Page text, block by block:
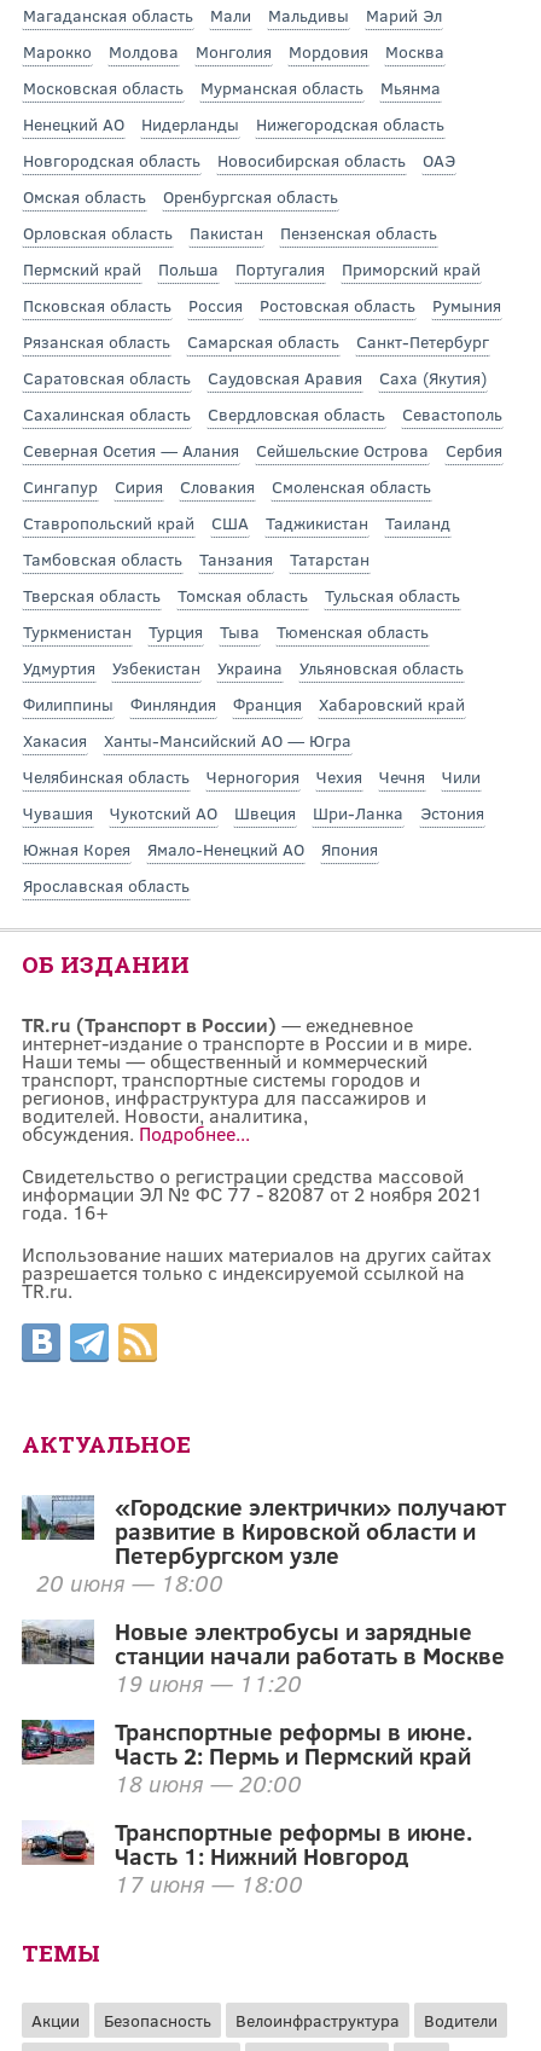
Магаданская область
Мали Мальдивы
Марий Эл
Марокко
Молдова Монголия Мордовия
Москва
Московская область
Мурманская область
Мьянма
Ненецкий АО
Нидерланды
Нижегородская область
Новгородская область
Новосибирская область
ОАЭ
Омская область
Оренбургская область
Орловская область
Пакистан
Пензенская область
Пермский край
Польша Португалия
Приморский край
Псковская область
Россия Ростовская область
Румыния
Рязанская область
Самарская область
Санкт-Петербург
Саратовская область
Саудовская Аравия
Саха (Якутия)
Сахалинская область
Свердловская область
Севастополь
Северная Осетия — Алания
Сейшельские Острова
Сербия
Сингапур
Сирия Словакия
Смоленская область
Ставропольский край
США Таджикистан
Таиланд
Тамбовская область
Танзания
Татарстан
Тверская область
Томская область
Тульская область
Туркменистан
Турция Тыва
Тюменская область
Удмуртия
Узбекистан Украина
Ульяновская область
Филиппины
Финляндия Франция
Хабаровский край
Хакасия
Ханты-Мансийский АО — Югра
Челябинская область
Черногория Чехия Чечня
Чили
Чувашия
Чукотский АО Швеция Шри-Ланка
Эстония
Южная Корея
Ямало-Ненецкий АО
Япония
Ярославская область
ОБ ИЗДАНИИ
TR.ru (Транспорт в России) — ежедневное
интернет-издание о транспорте в России и в мире.
Наши темы — общественный и коммерческий
транспорт, транспортные системы городов и
регионов, инфраструктура для пассажиров и
водителей. Новости, аналитика,
обсуждения. Подробнее...
Свидетельство о регистрации средства массовой
информации ЭЛ № ФС 77 - 82087 от 2 ноября 2021
года. 16+
Использование наших материалов на других сайтах
разрешается только с индексируемой ссылкой на
TR.ru.
АКТУАЛЬНОЕ
«Городские электрички» получают
развитие в Кировской области и
Петербургском узле
20 июня — 18:00
Новые электробусы и зарядные
станции начали работать в Москве
19 июня — 11:20
Транспортные реформы в июне.
Часть 2: Пермь и Пермский край
18 июня — 20:00
Транспортные реформы в июне.
Часть 1: Нижний Новгород
17 июня — 18:00
ТЕМЫ
Акции Безопасность Велоинфраструктура
Водители